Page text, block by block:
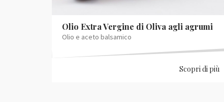
Olio Extra Vergine di Oliva agli agrumi
Olio e aceto balsamico
Scopri di più